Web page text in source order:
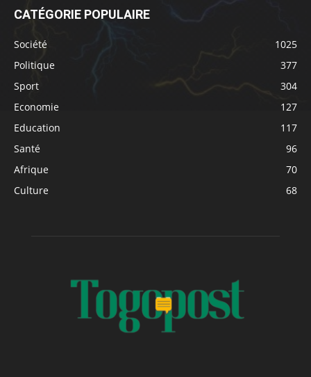
CATÉGORIE POPULAIRE
Société
1025
Politique
377
Sport
304
Economie
127
Education
117
Santé
96
Afrique
70
Culture
68